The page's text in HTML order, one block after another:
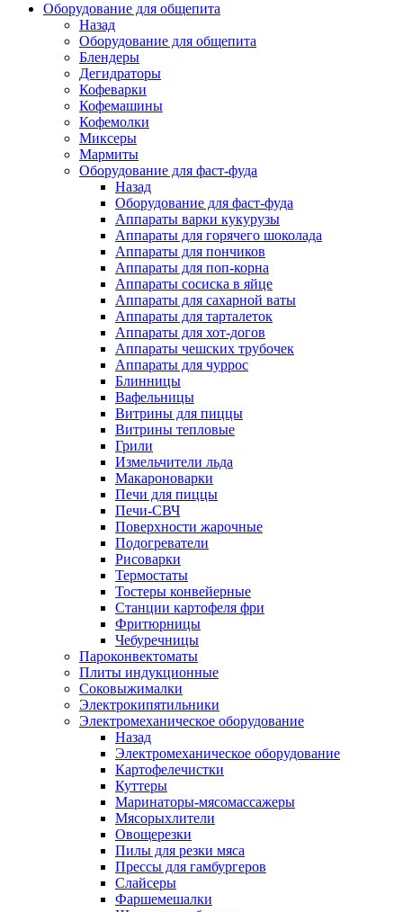
Оборудование для общепита
Назад
Оборудование для общепита
Блендеры
Дегидраторы
Кофеварки
Кофемашины
Кофемолки
Миксеры
Мармиты
Оборудование для фаст-фуда
Назад
Оборудование для фаст-фуда
Аппараты варки кукурузы
Аппараты для горячего шоколада
Аппараты для пончиков
Аппараты для поп-корна
Аппараты сосиска в яйце
Аппараты для сахарной ваты
Аппараты для тарталеток
Аппараты для хот-догов
Аппараты чешских трубочек
Аппараты для чуррос
Блинницы
Вафельницы
Витрины для пиццы
Витрины тепловые
Грили
Измельчители льда
Макароноварки
Печи для пиццы
Печи-СВЧ
Поверхности жарочные
Подогреватели
Рисоварки
Термостаты
Тостеры конвейерные
Станции картофеля фри
Фритюрницы
Чебуречницы
Пароконвектоматы
Плиты индукционные
Соковыжималки
Электрокипятильники
Электромеханическое оборудование
Назад
Электромеханическое оборудование
Картофелечистки
Куттеры
Маринаторы-мясомассажеры
Мясорыхлители
Овощерезки
Пилы для резки мяса
Прессы для гамбургеров
Слайсеры
Фаршемешалки